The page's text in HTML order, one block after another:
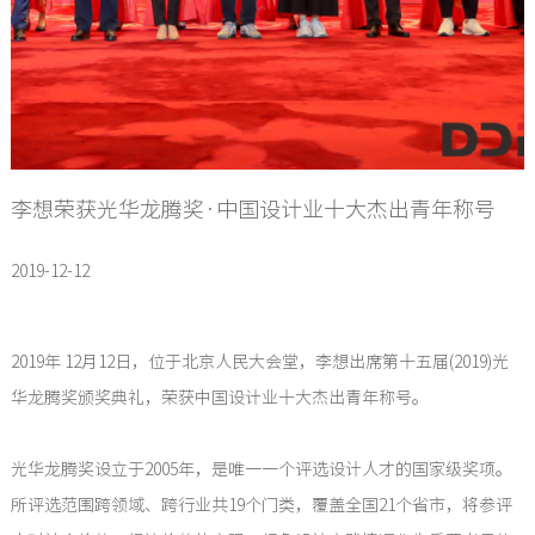
李想荣获光华龙腾奖·中国设计业十大杰出青年称号
2019-12-12
2019年 12月12日，位于北京人民大会堂，李想出席第十五届(2019)光
华龙腾奖颁奖典礼，荣获中国设计业十大杰出青年称号。
光华龙腾奖设立于2005年，是唯一一个评选设计人才的国家级奖项。
所评选范围跨领域、跨行业共19个门类，覆盖全国21个省市，将参评